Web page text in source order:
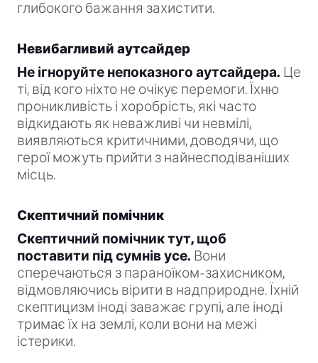
глибокого бажання захистити.
Невибагливий аутсайдер
Не ігноруйте непоказного аутсайдера. Це
ті, від кого ніхто не очікує перемоги. Їхню
проникливість і хоробрість, які часто
відкидають як неважливі чи невмілі,
виявляються критичними, доводячи, що
герої можуть прийти з найнесподіваніших
місць.
Скептичний помічник
Скептичний помічник тут, щоб
поставити під сумнів усе. Вони
сперечаються з параноїком-захисником,
відмовляючись вірити в надприродне. Їхній
скептицизм іноді заважає групі, але іноді
тримає їх на землі, коли вони на межі
істерики.